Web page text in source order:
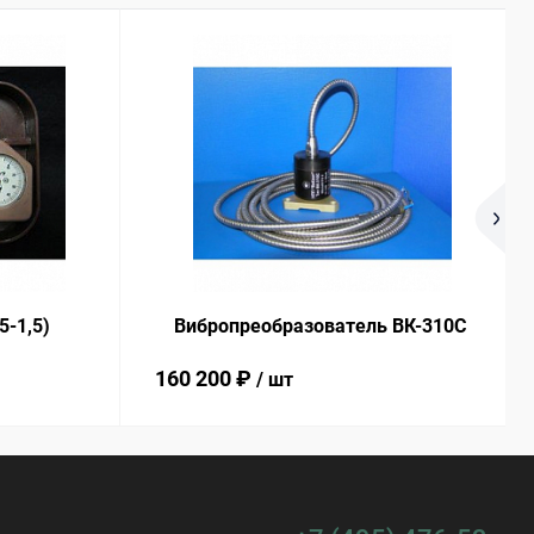
1,5) Вибропреобразователь ВК-310С
160 200 ₽ / шт